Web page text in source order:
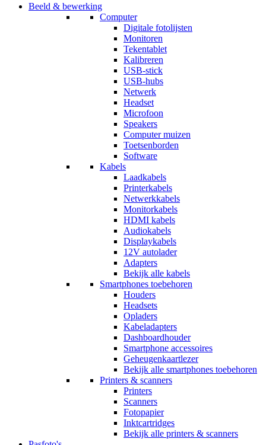
Beeld & bewerking
Computer
Digitale fotolijsten
Monitoren
Tekentablet
Kalibreren
USB-stick
USB-hubs
Netwerk
Headset
Microfoon
Speakers
Computer muizen
Toetsenborden
Software
Kabels
Laadkabels
Printerkabels
Netwerkkabels
Monitorkabels
HDMI kabels
Audiokabels
Displaykabels
12V autolader
Adapters
Bekijk alle kabels
Smartphones toebehoren
Houders
Headsets
Opladers
Kabeladapters
Dashboardhouder
Smartphone accessoires
Geheugenkaartlezer
Bekijk alle smartphones toebehoren
Printers & scanners
Printers
Scanners
Fotopapier
Inktcartridges
Bekijk alle printers & scanners